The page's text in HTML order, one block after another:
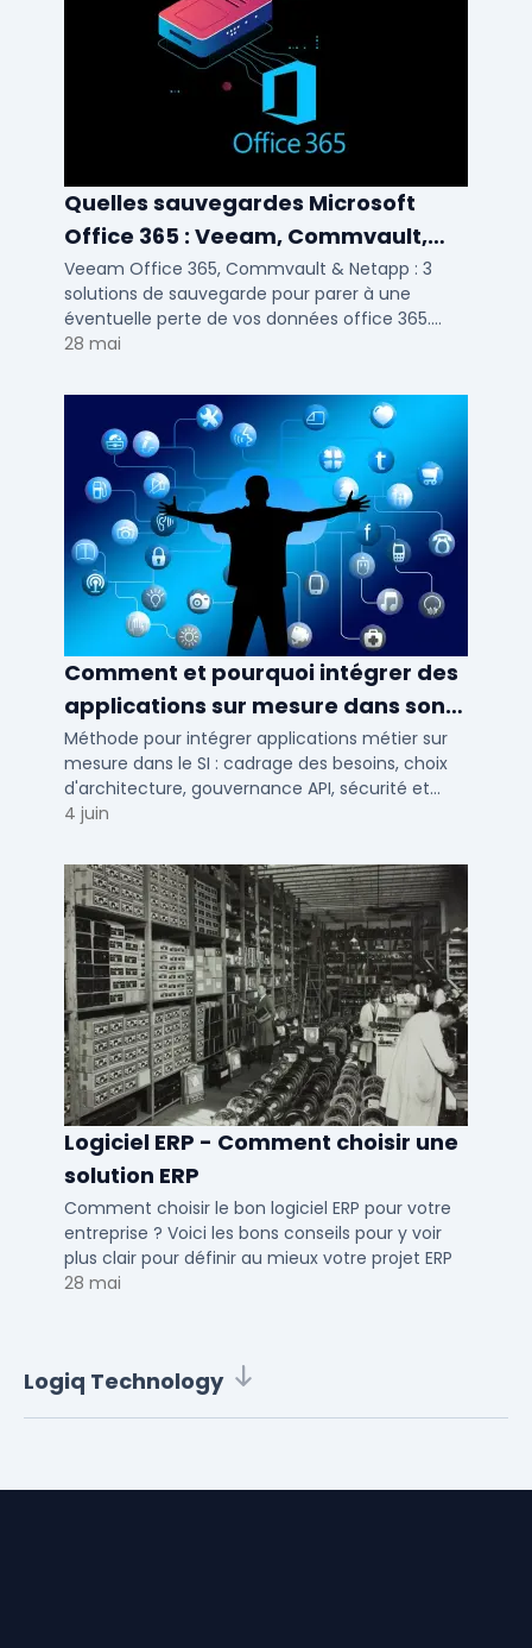
Quelles sauvegardes Microsoft
Office 365 : Veeam, Commvault,
Netapp
Veeam Office 365, Commvault & Netapp : 3
solutions de sauvegarde pour parer à une
éventuelle perte de vos données office 365.
Voici notre ...
28 mai
Comment et pourquoi intégrer des
applications sur mesure dans son
SI ?
Méthode pour intégrer applications métier sur
mesure dans le SI : cadrage des besoins, choix
d'architecture, gouvernance API, sécurité et
conduite du changement.
4 juin
Logiciel ERP - Comment choisir une
solution ERP
Comment choisir le bon logiciel ERP pour votre
entreprise ? Voici les bons conseils pour y voir
plus clair pour définir au mieux votre projet ERP
28 mai
Logiq Technology